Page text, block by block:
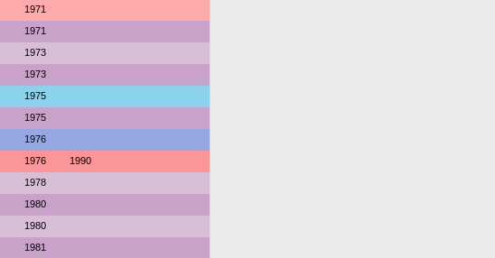
1971
1971
1973
1973
1975
1975
1976
1976 1990
1978
1980
1980
1981